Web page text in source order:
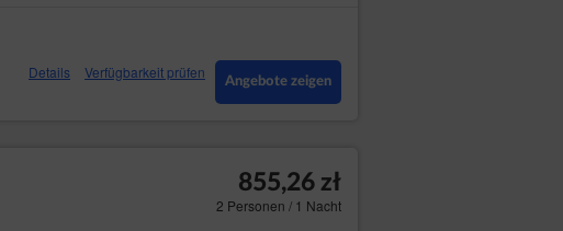
Details Verfügbarkeit prüfen
Angebote zeigen
855,26 zł
2 Personen / 1 Nacht